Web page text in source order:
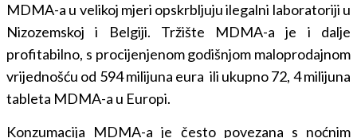
MDMA-a u velikoj mjeri opskrbljuju ilegalni laboratoriji u
Nizozemskoj i Belgiji. Tržište MDMA-a je i dalje
profitabilno, s procijenjenom godišnjom maloprodajnom
vrijednošću od 594 milijuna eura ili ukupno 72, 4 milijuna
tableta MDMA-a u Europi.
Konzumacija MDMA-a je često povezana s noćnim